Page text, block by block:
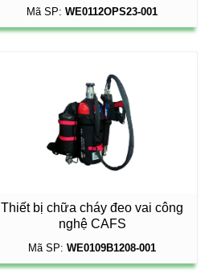
Mã SP:WE0112OPS23-001
Thiết bị chữa cháy đeo vai công
nghệ CAFS
Mã SP:WE0109B1208-001